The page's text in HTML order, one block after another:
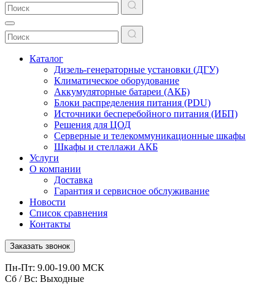
Каталог
Дизель-генераторные установки (ДГУ)
Климатическое оборудование
Аккумуляторные батареи (АКБ)
Блоки распределения питания (PDU)
Источники бесперебойного питания (ИБП)
Решения для ЦОД
Серверные и телекоммуникационные шкафы
Шкафы и стеллажи АКБ
Услуги
О компании
Доставка
Гарантия и сервисное обслуживание
Новости
Список сравнения
Контакты
Заказать звонок
Пн-Пт: 9.00-19.00 МСК
Сб / Вс: Выходные